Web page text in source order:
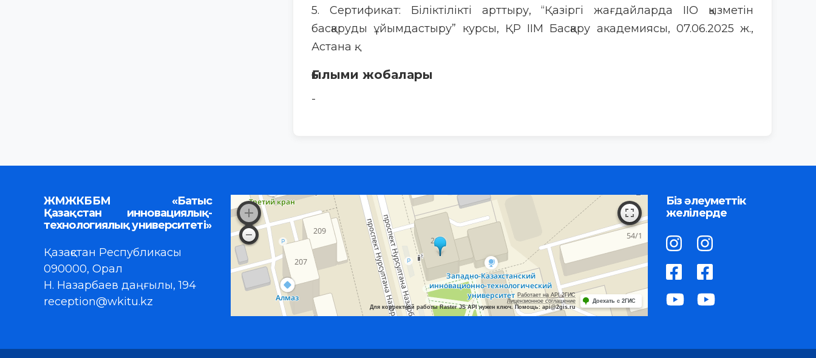
5. Сертификат: Біліктілікті арттыру, “Қазіргі жағдайларда ІІО қызметін
басқаруды ұйымдастыру” курсы, ҚР ІІМ Басқару академиясы, 07.06.2025 ж.,
Астана қ.
Ғылыми жобалары
-
ЖМЖКББМ «Батыс
Қазақстан инновациялық-
технологиялық университеті»
Қазақстан Республикасы
090000, Орал
Н. Назарбаев даңғылы, 194
reception@wkitu.kz
Работает на API 2ГИС
Лицензионное соглашение
Для корректной работы Raster JS API нужен ключ. Помощь: api@2gis.ru
Доехать с 2ГИС
Біз әлеуметтік
желілерде